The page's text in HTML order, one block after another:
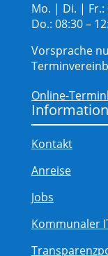
Mo. | Di. | Fr.:
Do.: 08:30 –
Vorsprache
Online-
Kontakt
Anreise
Jobs
Kommunaler